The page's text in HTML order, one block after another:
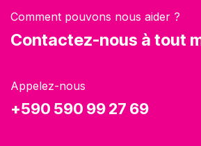
Comment pouvons nous aider ?
Contactez-nous à tout
Appelez-nous
+590 590 99 27 69